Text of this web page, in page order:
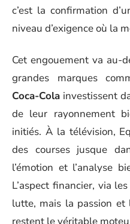
c’est la confirmation
niveau d’exigence où la
Cet engouement va au-
grandes marques
Coca-Cola investissent
de leur rayonnement
initiés. À la télévision,
des courses jusque
l’émotion et l’analyse
L’aspect financier, via les
lutte, mais la passion et
restent le véritable